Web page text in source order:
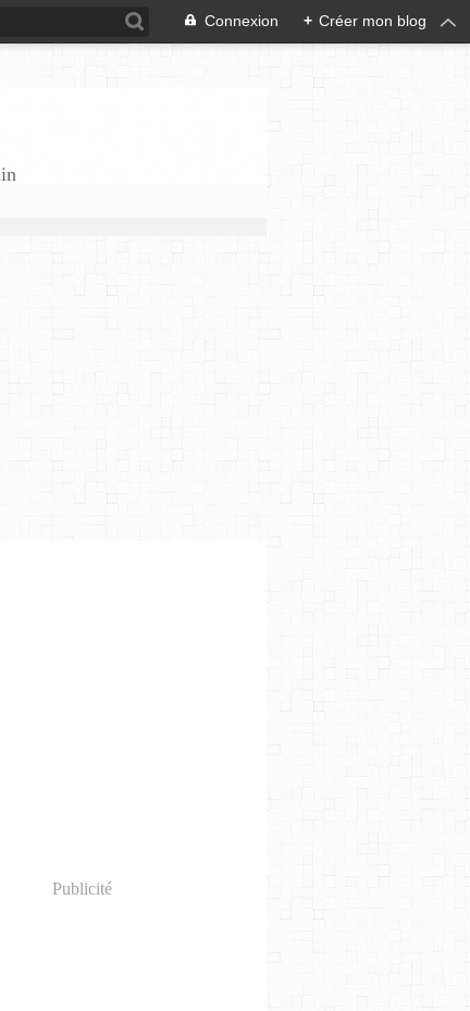
Connexion + Créer mon blog
Publicité